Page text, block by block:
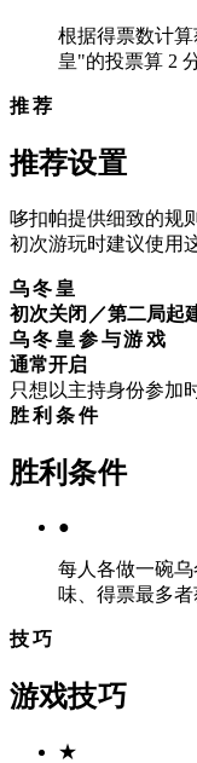
根据得票数计
皇"的投票算 2 分
推荐
推荐设置
哆扣帕提供细致的规
初次游玩时建议使用
乌冬皇
初次关闭／第二局起
乌冬皇参与游戏
通常开启
只想以主持身份参加
胜利条件
胜利条件
●
每人各做一碗
味、得票最多者
技巧
游戏技巧
★